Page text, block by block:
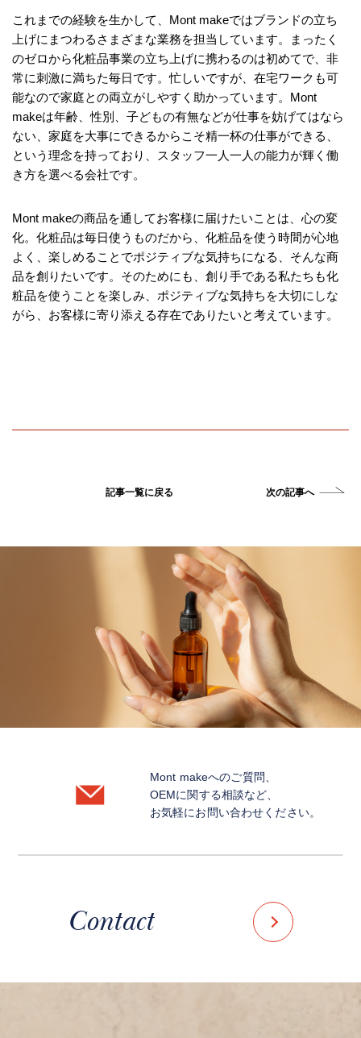
これまでの経験を生かして、Mont makeではブランドの立ち
上げにまつわるさまざまな業務を担当しています。まったく
のゼロから化粧品事業の立ち上げに携わるのは初めてで、非
常に刺激に満ちた毎日です。忙しいですが、在宅ワークも可
能なので家庭との両立がしやすく助かっています。Mont
makeは年齢、性別、子どもの有無などが仕事を妨げてはなら
ない、家庭を大事にできるからこそ精一杯の仕事ができる、
という理念を持っており、スタッフ一人一人の能力が輝く働
き方を選べる会社です。
Mont makeの商品を通してお客様に届けたいことは、心の変
化。化粧品は毎日使うものだから、化粧品を使う時間が心地
よく、楽しめることでポジティブな気持ちになる、そんな商
品を創りたいです。そのためにも、創り手である私たちも化
粧品を使うことを楽しみ、ポジティブな気持ちを大切にしな
がら、お客様に寄り添える存在でありたいと考えています。
記事一覧に戻る 次の記事へ
Mont makeへのご質問、
OEMに関する相談など、
お気軽にお問い合わせください。
Contact